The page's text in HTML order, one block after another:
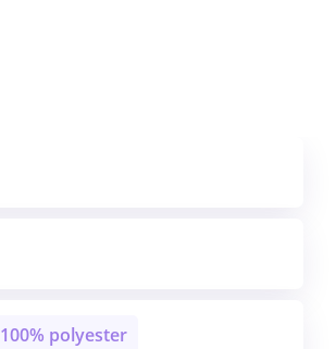
100% polyester